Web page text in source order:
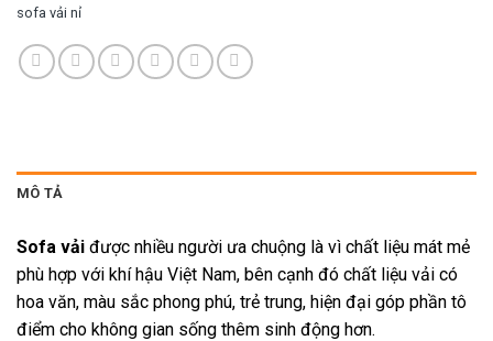
sofa vải nỉ
MÔ TẢ
Sofa vải được nhiều người ưa chuộng là vì chất liệu mát mẻ
phù hợp với khí hậu Việt Nam, bên cạnh đó chất liệu vải có
hoa văn, màu sắc phong phú, trẻ trung, hiện đại góp phần tô
điểm cho không gian sống thêm sinh động hơn.